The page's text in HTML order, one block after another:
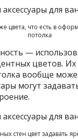
цвета, что есть в
потолка
—
цветов.
вообще
могут
стен цвет задавать